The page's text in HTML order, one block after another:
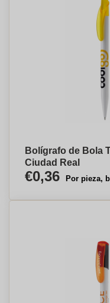
Bolígrafo de Bola
Ciudad Real
€0,36 Por pieza,